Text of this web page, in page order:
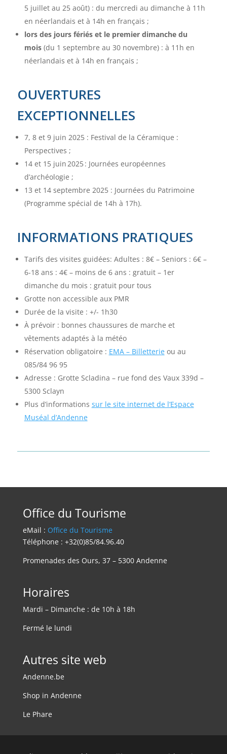
5 juillet au 25 août) : du mercredi au dimanche à 11h
en néerlandais et à 14h en français ;
lors des jours fériés et le premier dimanche du
mois (du 1 septembre au 30 novembre) : à 11h en
néerlandais et à 14h en français ;
OUVERTURES
EXCEPTIONNELLES
7, 8 et 9 juin 2025 : Festival de la Céramique :
Perspectives ;
14 et 15 juin 2025 : Journées européennes
d’archéologie ;
13 et 14 septembre 2025 : Journées du Patrimoine
(Programme spécial de 14h à 17h).
INFORMATIONS PRATIQUES
Tarifs des visites guidées: Adultes : 8€ – Seniors : 6€ –
6-18 ans : 4€ – moins de 6 ans : gratuit – 1er
dimanche du mois : gratuit pour tous
Grotte non accessible aux PMR
Durée de la visite : +/- 1h30
À prévoir : bonnes chaussures de marche et
vêtements adaptés à la météo
Réservation obligatoire : EMA – Billetterieou au
085/84 96 95
Adresse : Grotte Scladina – rue fond des Vaux 339d –
5300 Sclayn
Plus d’informations sur le site internet de l’Espace
Muséal d’Andenne
Office du Tourisme
eMail : Office du Tourisme
Téléphone : +32(0)85/84.96.40
Promenades des Ours, 37 – 5300 Andenne
Horaires
Mardi – Dimanche : de 10h à 18h
Fermé le lundi
Autres site web
Andenne.be
Shop in Andenne
Le Phare